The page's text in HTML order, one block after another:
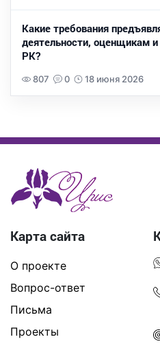
Какие требования
деятельности, оценщикам
РК?
807 0 18 июня 2026
Карта сайта
О проекте
Вопрос-ответ
Письма
Проекты